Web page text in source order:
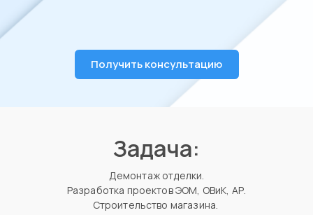
Получить консультацию
Задача:
Демонтаж отделки.
Разработка проектов ЭОМ, ОВиК, АР.
Строительство магазина.